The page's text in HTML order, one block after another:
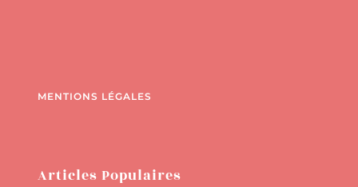
MENTIONS LÉGALES
Articles Populaires